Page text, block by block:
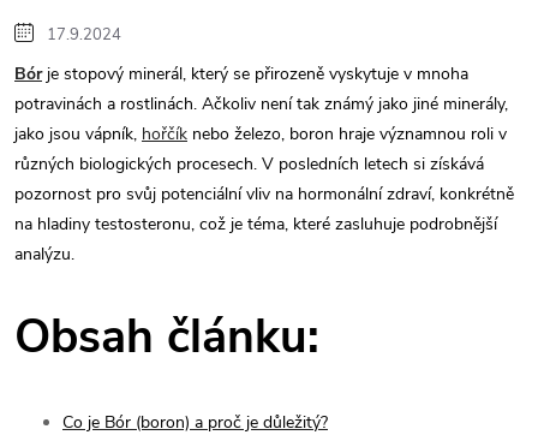
17.9.2024
Bórje stopový minerál, který se přirozeně vyskytuje v mnoha
potravinách a rostlinách. Ačkoliv není tak známý jako jiné minerály,
jako jsou vápník, hořčík nebo železo, boron hraje významnou roli v
různých biologických procesech. V posledních letech si získává
pozornost pro svůj potenciální vliv na hormonální zdraví, konkrétně
na hladiny testosteronu, což je téma, které zasluhuje podrobnější
analýzu.
Obsah článku:
Co je Bór (boron) a proč je důležitý?